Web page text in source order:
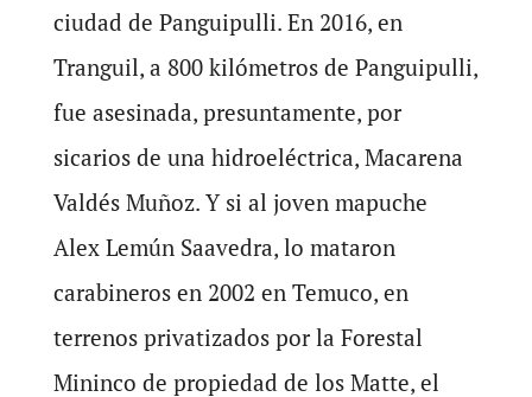
ciudad de Panguipulli. En 2016, en
Tranguil, a 800 kilómetros de Panguipulli,
fue asesinada, presuntamente, por
sicarios de una hidroeléctrica, Macarena
Valdés Muñoz. Y si al joven mapuche
Alex Lemún Saavedra, lo mataron
carabineros en 2002 en Temuco, en
terrenos privatizados por la Forestal
Mininco de propiedad de los Matte, el